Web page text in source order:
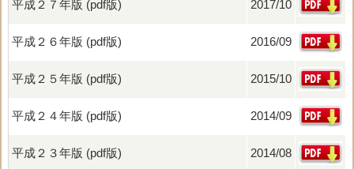
平成２７年版 (pdf版) 2017/10
平成２６年版 (pdf版) 2016/09
平成２５年版 (pdf版) 2015/10
平成２４年版 (pdf版) 2014/09
平成２３年版 (pdf版) 2014/08